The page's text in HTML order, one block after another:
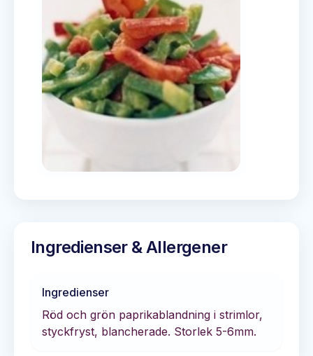
Ingredienser & Allergener
Ingredienser
Röd och grön paprikablandning i strimlor,
styckfryst, blancherade. Storlek 5-6mm.